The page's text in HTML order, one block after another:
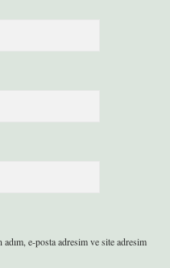
e-posta adresim ve site adresim